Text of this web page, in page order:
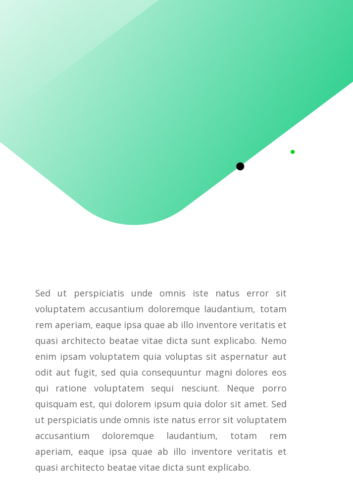
Sed ut perspiciatis unde omnis iste natus error sit
voluptatem accusantium doloremque laudantium, totam
rem aperiam, eaque ipsa quae ab illo inventore veritatis et
quasi architecto beatae vitae dicta sunt explicabo. Nemo
enim ipsam voluptatem quia voluptas sit aspernatur aut
odit aut fugit, sed quia consequuntur magni dolores eos
qui ratione voluptatem sequi nesciunt. Neque porro
quisquam est, qui dolorem ipsum quia dolor sit amet. Sed
ut perspiciatis unde omnis iste natus error sit voluptatem
accusantium doloremque laudantium, totam rem
aperiam, eaque ipsa quae ab illo inventore veritatis et
quasi architecto beatae vitae dicta sunt explicabo.